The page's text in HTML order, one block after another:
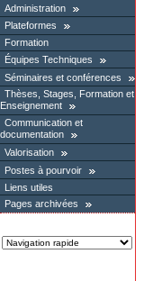
Administration
Plateformes
Formation
Équipes Techniques
Séminaires et conférences
Thèses, Stages, Formation et
Enseignement
Communication et
documentation
Valorisation
Postes à pourvoir
Liens utiles
Pages archivées